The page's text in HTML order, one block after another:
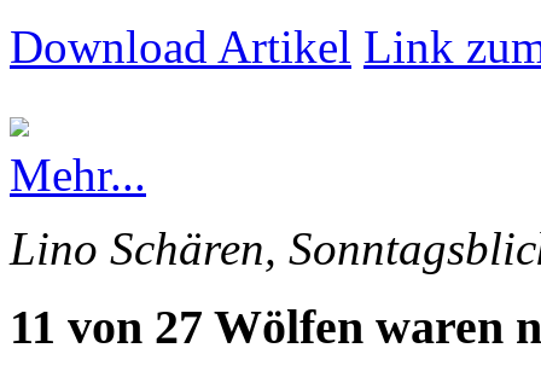
Download Artikel Link
Mehr...
Lino Schären,
11 von 27 Wölfen waren